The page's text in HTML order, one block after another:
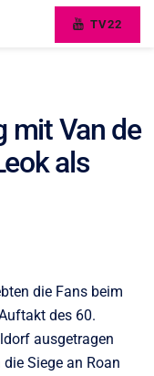
TV22
mit Van de
als
die Fans beim
des 60.
ausgetragen
Siege an Roan